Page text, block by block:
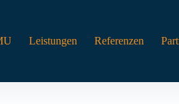
Leistungen Referenzen